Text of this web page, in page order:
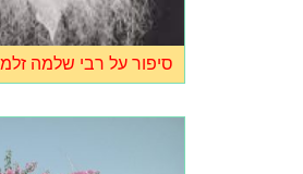
סיפור על רבי שלמה